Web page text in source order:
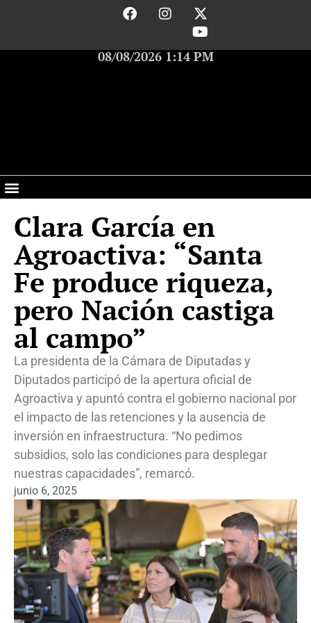
08/08/2026 1:14 PM
Clara García en
Agroactiva: “Santa
Fe produce riqueza,
pero Nación castiga
al campo”
La presidenta de la Cámara de Diputadas y
Diputados participó de la apertura oficial de
Agroactiva y apuntó contra el gobierno nacional por
el impacto de las retenciones y la ausencia de
inversión en infraestructura. “No pedimos
subsidios, solo las condiciones para desplegar
nuestras capacidades”, remarcó.
junio 6, 2025